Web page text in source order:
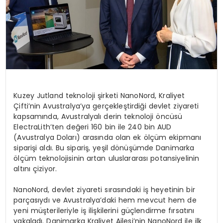
Kuzey Jutland teknoloji şirketi NanoNord, Kraliyet
Çifti’nin Avustralya’ya gerçekleştirdiği devlet ziyareti
kapsamında, Avustralyalı derin teknoloji öncüsü
ElectraLith’ten değeri 160 bin ile 240 bin AUD
(Avustralya Doları) arasında olan ek ölçüm ekipmanı
siparişi aldı. Bu sipariş, yeşil dönüşümde Danimarka
ölçüm teknolojisinin artan uluslararası potansiyelinin
altını çiziyor.
NanoNord, devlet ziyareti sırasındaki iş heyetinin bir
parçasıydı ve Avustralya’daki hem mevcut hem de
yeni müşterileriyle iş ilişkilerini güçlendirme fırsatını
yakaladı. Danimarka Kraliyet Ailesi’nin NanoNord ile ilk